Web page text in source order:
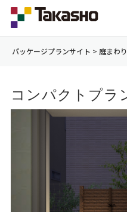
パッケージプランサイト > 庭まわり
コンパクトプラ